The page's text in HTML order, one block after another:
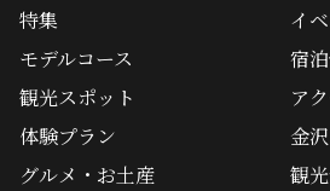
特集
モデルコース
観光スポット
体験プラン
グルメ・お土産
イ
宿
ア
金
観